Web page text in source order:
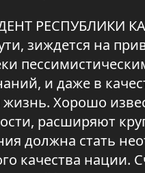
РЕСПУБЛИКИ
зиждется на
и даже в
жизнь. Хорошо
расширяют
должна стать
качества